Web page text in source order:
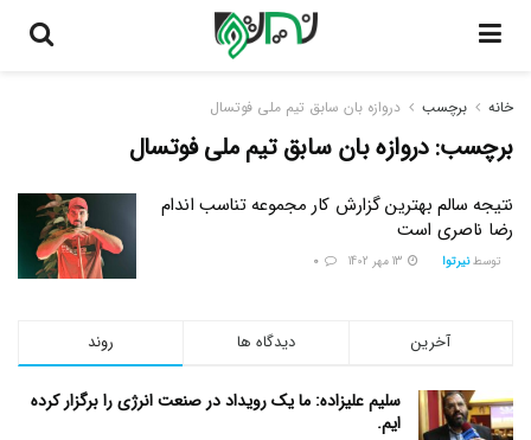
خانه برچسب دروازه بان سابق تیم ملی فوتسال
برچسب:دروازه بان سابق تیم ملی فوتسال
نتیجه سالم بهترین گزارش کار مجموعه تناسب اندام
رضا ناصری است
توسط نیرتوا
روند دیدگاه ها آخرین
سلیم علیزاده: ما یک رویداد در صنعت انرژی را برگزار کرده
ایم.